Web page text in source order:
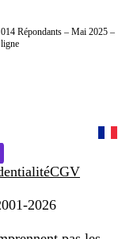
Répondants – Mai 2025 –
CGV
2026